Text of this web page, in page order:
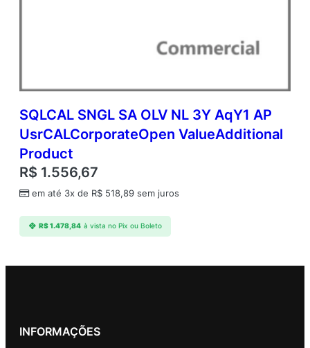
SQLCAL SNGL SA OLV NL 3Y AqY1 AP
UsrCALCorporateOpen ValueAdditional
Product
R$ 1.556,67
em até 3x de R$ 518,89 sem juros
R$1.478,84 à vista no Pix ou Boleto
INFORMAÇÕES